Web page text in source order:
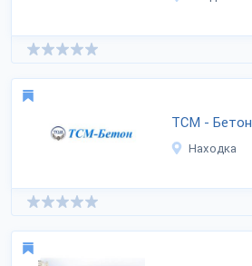
ТСМ - Бетон
Находка